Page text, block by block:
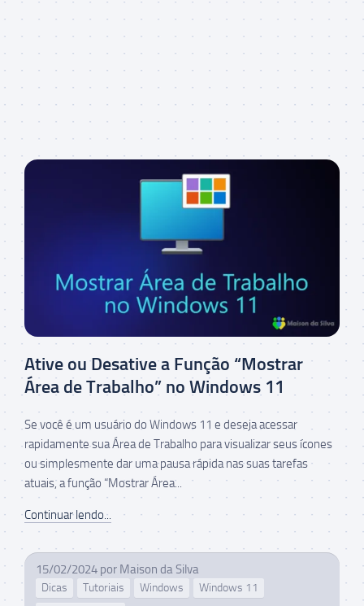
Ative ou Desative a Função “Mostrar
Área de Trabalho” no Windows 11
Se você é um usuário do Windows 11 e deseja acessar
rapidamente sua Área de Trabalho para visualizar seus ícones
ou simplesmente dar uma pausa rápida nas suas tarefas
atuais, a função “Mostrar Área...
Continuar lendo...
15/02/2024 por Maison da Silva
Dicas Tutoriais Windows
Windows 11